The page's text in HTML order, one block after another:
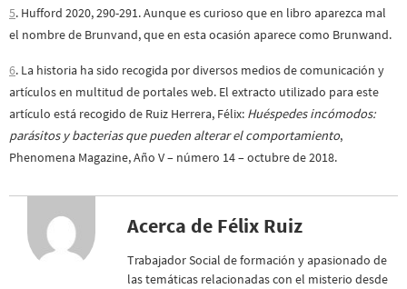
5. Hufford 2020, 290-291. Aunque es curioso que en libro aparezca mal
el nombre de Brunvand, que en esta ocasión aparece como Brunwand.
6. La historia ha sido recogida por diversos medios de comunicación y
artículos en multitud de portales web. El extracto utilizado para este
artículo está recogido de Ruiz Herrera, Félix: Huéspedes incómodos:
parásitos y bacterias que pueden alterar el comportamiento,
Phenomena Magazine, Año V – número 14 – octubre de 2018.
Acerca de Félix Ruiz
Trabajador Social de formación y apasionado de
las temáticas relacionadas con el misterio desde